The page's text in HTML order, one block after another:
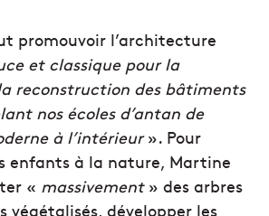
promouvoir l’architecture
et classique pour la
reconstruction des bâtiments
nos écoles d’antan de
à l’intérieur». Pour
enfants à la nature, Martine
« massivement » des arbres
végétalisés, développer les